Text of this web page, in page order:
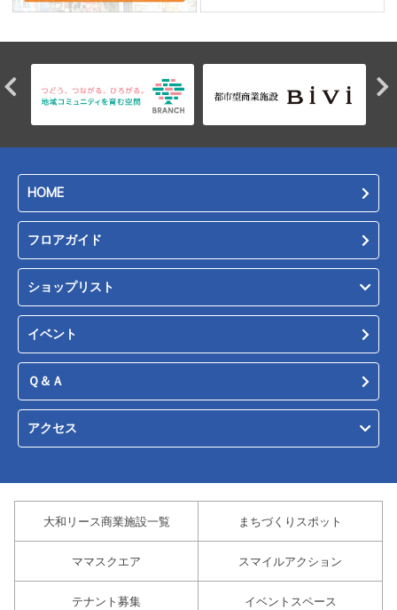
HOME
フロアガイド
ショップリスト
イベント
Ｑ＆Ａ
アクセス
大和リース商業施設一覧 まちづくりスポット
ママスクエア スマイルアクション
テナント募集 イベントスペース